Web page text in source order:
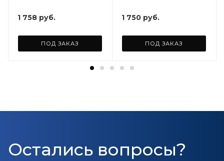
1 758 руб.
ПОД ЗАКАЗ
1 750 руб.
ПОД ЗАКАЗ
Остались вопросы?